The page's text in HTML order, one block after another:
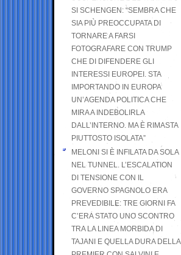
SI SCHENGEN: “SEMBRA CHE
SIA PIÙ PREOCCUPATA DI
TORNARE A FARSI
FOTOGRAFARE CON TRUMP
CHE DI DIFENDERE GLI
INTERESSI EUROPEI. STA
IMPORTANDO IN EUROPA
UN’AGENDA POLITICA CHE
MIRA A INDEBOLIRLA
DALL’INTERNO. MA È RIMASTA
PIUTTOSTO ISOLATA”
MELONI SI È INFILATA DA SOLA
NEL TUNNEL. L’ESCALATION
DI TENSIONE CON IL
GOVERNO SPAGNOLO ERA
PREVEDIBILE: TRE GIORNI FA
C’ERA STATO UNO SCONTRO
TRA LA LINEA MORBIDA DI
TAJANI E QUELLA DURA DELLA